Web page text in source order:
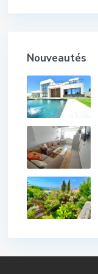
Nouveautés